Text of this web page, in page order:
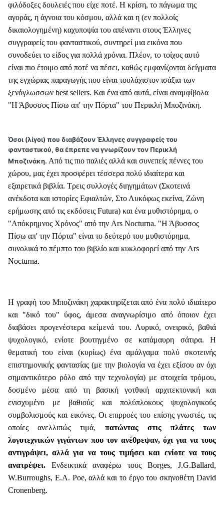
φιλόδοξες δουλειές που είχε ποτέ. Η κρίση, το πάγωμα της
αγοράς, η άγνοια του κόσμου, αλλά και η (εν πολλοίς
δικαιολογημένη) καχυποψία του απέναντι στους Έλληνες
συγγραφείς του φανταστικού, συντηρεί μια εικόνα που
συνοδεύει το είδος για πολλά χρόνια. Πλέον, το τοίχος αυτό
είναι πιο έτοιμο από ποτέ να πέσει, καθώς εμφανίζονται δείγματα
της εγχώριας παραγωγής που είναι τουλάχιστον ισάξια των
ξενόγλωσσων best sellers. Και ένα από αυτά, είναι αναμφίβολα
"Η Άβυσσος Πίσω απ' την Πόρτα" του Περικλή Μποζινάκη.
Όσοι (λίγοι) που διαβάζουν Έλληνες συγγραφείς του
φανταστικού, θα έπρεπε να γνωρίζουν τον Περικλή
Μποζινάκη. Από τις πιο παλιές αλλά και συνεπείς πέννες του
χώρου, μας έχει προσφέρει τέσσερα πολύ ιδιαίτερα και
εξαιρετικά βιβλία. Τρεις συλλογές διηγημάτων (Σκοτεινά
ανέκδοτα και ιστορίες Εφιαλτών, Στο Λυκόφως εκείνα, Ζώνη
ερήμωσης από τις εκδόσεις Futura) και ένα μυθιστόρημα, ο
"Απόκρημνος Χρόνος" από την Ars Nocturna. "Η Άβυσσος
Πίσω απ' την Πόρτα" είναι το δεύτερό του μυθιστόρημα,
συνολικά το πέμπτο του βιβλίο και κυκλοφορεί από την Ars
Nocturna.
Η γραφή του Μποζινάκη χαρακτηρίζεται από ένα πολύ ιδιαίτερο
και "δικό του" ύφος, άμεσα αναγνωρίσιμο από όποιον έχει
διαβάσει προγενέστερα κείμενά του. Λυρικό, ονειρικό, βαθιά
ψυχολογικό, ενίοτε βουτηγμένο σε κατάμαυρη σάτιρα. Η
θεματική του είναι (κυρίως) ένα αμάλγαμα πολύ σκοτεινής
επιστημονικής φαντασίας (με την βιολογία να έχει εξίσου αν όχι
σημαντικότερο ρόλο από την τεχνολογία) με στοιχεία τρόμου,
δοσμένο μέσα από τη βασική γοτθική αρχιτεκτονική και
ενισχυμένο με βαθιούς και πολύπλοκους ψυχολογικούς
συμβολισμούς και εικόνες. Οι επιρροές του επίσης γνωστές, τις
οποίες ανελλιπώς τιμά, πατώντας στις πλάτες των
λογοτεχνικών γιγάντων που τον ανέθρεψαν, όχι για να τους
αντιγράψει, αλλά για να τους τιμήσει και ενίοτε να τους
ανατρέψει. Ενδεικτικά αναφέρω τους Borges, J.G.Ballard,
W.Burroughs, E.A. Poe, αλλά και το έργο του σκηνοθέτη David
Cronenberg.